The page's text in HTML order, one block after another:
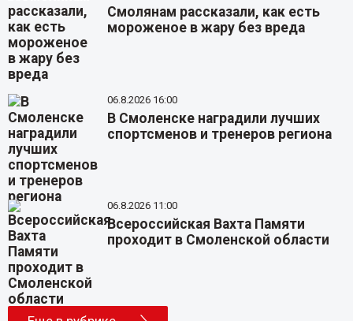
Смолянам рассказали, как есть
мороженое в жару без вреда
06.8.2026 16:00
В Смоленске наградили лучших
спортсменов и тренеров региона
06.8.2026 11:00
Всероссийская Вахта Памяти
проходит в Смоленской области